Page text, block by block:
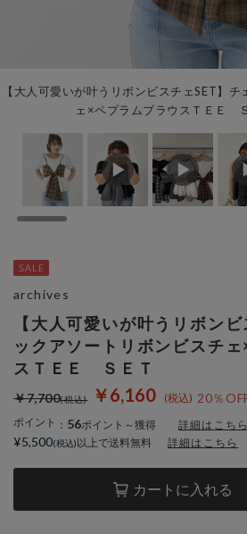
【大人可愛いが叶うリボンビスチェSET】
ェ×ペプラムブラウスＴＥＥ
【大人可愛いが叶うリボン
ックアソートリボンビスチ
スＴＥＥ ＳＥＴ
￥6,160 20％
￥7,700
ポイント ： 56ポイント～獲得 詳細はこちら
カートに入れる
archives
¥5,500 以上で送料無料 詳細はこちら